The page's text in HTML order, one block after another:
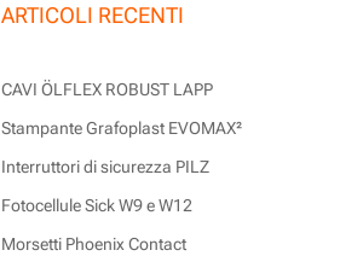
ARTICOLI RECENTI
CAVI ÖLFLEX ROBUST LAPP
Stampante Grafoplast EVOMAX²
Interruttori di sicurezza PILZ
Fotocellule Sick W9 e W12
Morsetti Phoenix Contact